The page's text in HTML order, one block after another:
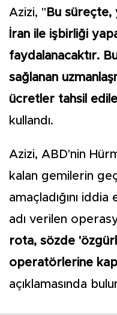
Azizi, " Bu süreçte,
İran ile işbirliği
faydalanacaktır.
sağlanan
ücretler tahsil
kullandı.
Azizi, ABD'nin
kalan gemilerin
amaçladığını
adı verilen
rota, sözde
operatörlerine
açıklamasında